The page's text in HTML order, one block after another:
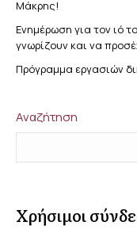
Μάκρης!
Ενημέρωση για τον ιό
γνωρίζουν και να
Πρόγραμμα εργασιών
Αναζήτηση
Χρήσιμοι